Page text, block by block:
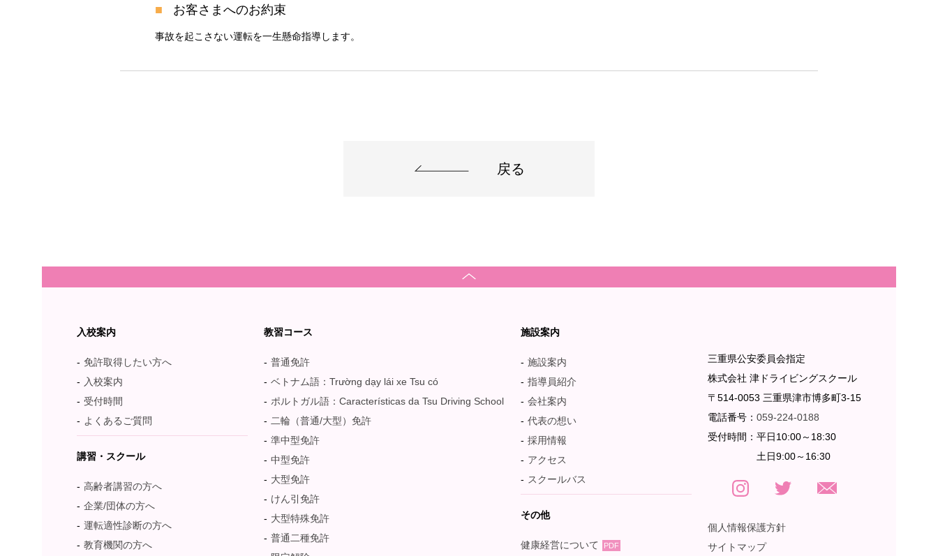
お客さまへのお約束
事故を起こさない運転を一生懸命指導します。
戻る
入校案内
免許取得したい方へ
入校案内
受付時間
よくあるご質問
講習・スクール
高齢者講習の方へ
企業/団体の方へ
運転適性診断の方へ
教育機関の方へ
教習コース
普通免許
ベトナム語：Trường dạy lái xe Tsu có
ポルトガル語：Características da Tsu Driving School
二輪（普通/大型）免許
準中型免許
中型免許
大型免許
けん引免許
大型特殊免許
普通二種免許
施設案内
施設案内
指導員紹介
会社案内
代表の想い
採用情報
アクセス
スクールバス
その他
健康経営について PDF
三重県公安委員会指定
株式会社 津ドライビングスクール
〒514-0053 三重県津市博多町3-15
電話番号： 059-224-0188
受付時間： 平日10:00～18:30
土日9:00～16:30
個人情報保護方針
サイトマップ